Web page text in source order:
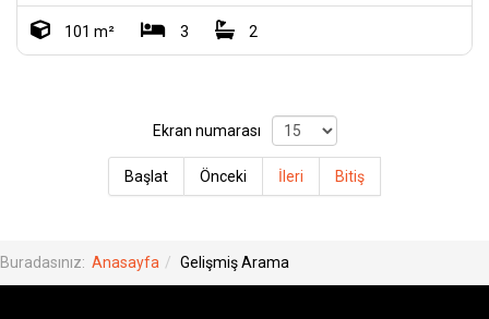
101 m² 3 2
Ekran numarası
Başlat Önceki İleri Bitiş
Buradasınız: Anasayfa Gelişmiş Arama